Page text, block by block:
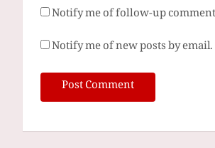
Notify me of follow-up
Notify me of new posts by email.